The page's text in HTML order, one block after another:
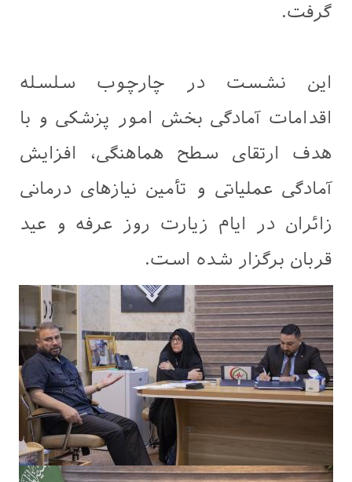
گرفت.
این نشست در چارچوب سلسله
اقدامات آمادگی بخش امور پزشکی و با
هدف ارتقای سطح هماهنگی، افزایش
آمادگی عملیاتی و تأمین نیازهای درمانی
زائران در ایام زیارت روز عرفه و عید
قربان برگزار شده است.